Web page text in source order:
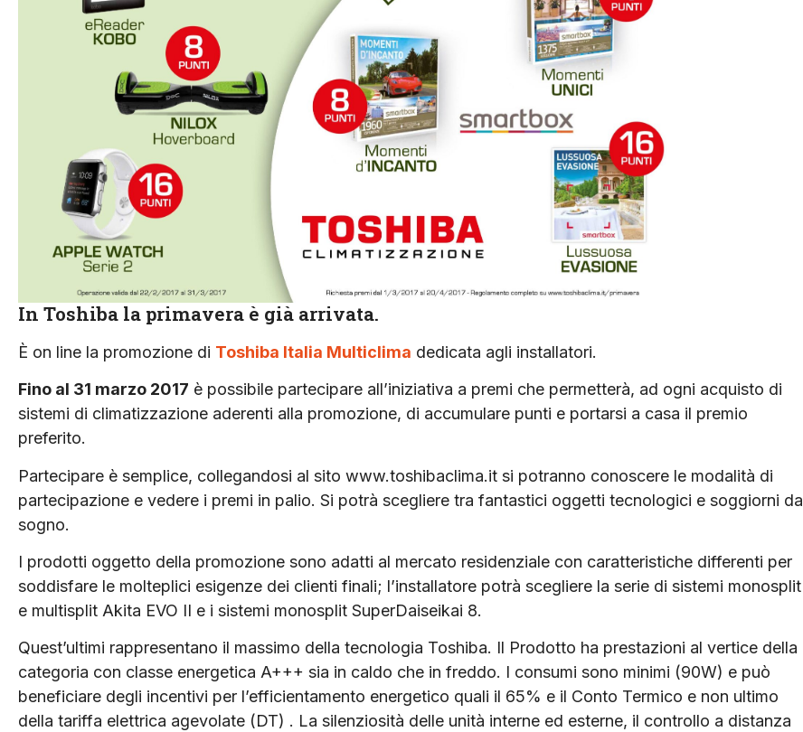
In Toshiba la primavera è già arrivata.
È on line la promozione di Toshiba Italia Multiclima dedicata agli installatori.
Fino al 31 marzo 2017 è possibile partecipare all’iniziativa a premi che permetterà, ad ogni acquisto di
sistemi di climatizzazione aderenti alla promozione, di accumulare punti e portarsi a casa il premio
preferito.
Partecipare è semplice, collegandosi al sito www.toshibaclima.it si potranno conoscere le modalità di
partecipazione e vedere i premi in palio. Si potrà scegliere tra fantastici oggetti tecnologici e soggiorni da
sogno.
I prodotti oggetto della promozione sono adatti al mercato residenziale con caratteristiche differenti per
soddisfare le molteplici esigenze dei clienti finali; l’installatore potrà scegliere la serie di sistemi monosplit
e multisplit Akita EVO II e i sistemi monosplit SuperDaiseikai 8.
Quest’ultimi rappresentano il massimo della tecnologia Toshiba. Il Prodotto ha prestazioni al vertice della
categoria con classe energetica A+++ sia in caldo che in freddo. I consumi sono minimi (90W) e può
beneficiare degli incentivi per l’efficientamento energetico quali il 65% e il Conto Termico e non ultimo
della tariffa elettrica agevolate (DT) . La silenziosità delle unità interne ed esterne, il controllo a distanza